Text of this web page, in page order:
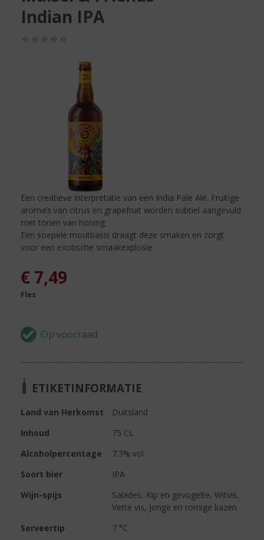
Indian IPA
Een creatieve interpretatie van een India Pale Ale. Fruitige
aroma’s van citrus en grapefruit worden subtiel aangevuld
met tonen van honing.
Een soepele moutbasis draagt deze smaken en zorgt
voor een exotische smaakexplosie.
€ 7,49
Fles
ETIKETINFORMATIE
Land van Herkomst
Duitsland
Inhoud
75 CL
Alcoholpercentage
7.3% vol
Soort bier
IPA
Wijn-spijs
Salades, Kip en gevogelte, Witvis,
Vette vis, Jonge en romige kazen
Serveertip
7 °C